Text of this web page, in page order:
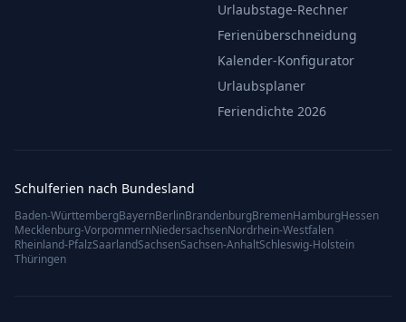
Urlaubstage-Rechner
Ferienüberschneidung
Kalender-Konfigurator
Urlaubsplaner
Feriendichte 2026
Schulferien nach Bundesland
Baden-WürttembergBayernBerlinBrandenburgBremenHamburgHessen
Mecklenburg-VorpommernNiedersachsenNordrhein-Westfalen
Rheinland-PfalzSaarlandSachsenSachsen-AnhaltSchleswig-Holstein
Thüringen